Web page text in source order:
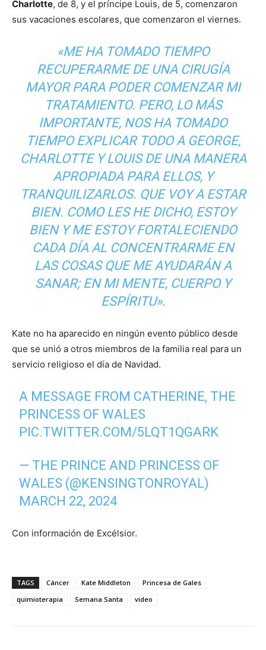
Charlotte, de 8, y el príncipe Louis, de 5, comenzaron
sus vacaciones escolares, que comenzaron el viernes.
«ME HA TOMADO TIEMPO
RECUPERARME DE UNA CIRUGÍA
MAYOR PARA PODER COMENZAR MI
TRATAMIENTO. PERO, LO MÁS
IMPORTANTE, NOS HA TOMADO
TIEMPO EXPLICAR TODO A GEORGE,
CHARLOTTE Y LOUIS DE UNA MANERA
APROPIADA PARA ELLOS, Y
TRANQUILIZARLOS. QUE VOY A ESTAR
BIEN. COMO LES HE DICHO, ESTOY
BIEN Y ME ESTOY FORTALECIENDO
CADA DÍA AL CONCENTRARME EN
LAS COSAS QUE ME AYUDARÁN A
SANAR; EN MI MENTE, CUERPO Y
ESPÍRITU».
Kate no ha aparecido en ningún evento público desde
que se unió a otros miembros de la familia real para un
servicio religioso el día de Navidad.
A MESSAGE FROM CATHERINE, THE
PRINCESS OF WALES
PIC.TWITTER.COM/5LQT1QGARK
— THE PRINCE AND PRINCESS OF
WALES (@KENSINGTONROYAL)
MARCH 22, 2024
Con información de Excélsior.
TAGS Cáncer Kate Middleton
Princesa de Gales
quimioterapia
Semana Santa video